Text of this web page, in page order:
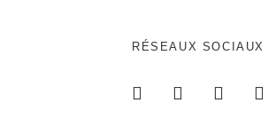
RÉSEAUX SOCIAUX